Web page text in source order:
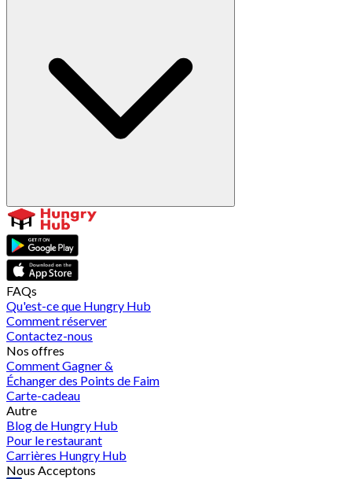
FAQs
Qu'est-ce que Hungry Hub
Comment réserver
Contactez-nous
Nos offres
Comment Gagner &
Échanger des Points de Faim
Carte-cadeau
Autre
Blog de Hungry Hub
Pour le restaurant
Carrières Hungry Hub
Nous Acceptons